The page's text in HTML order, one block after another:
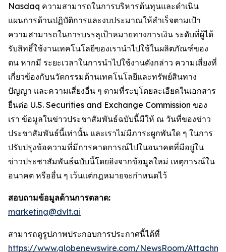
Nasdaq ความสามารถในการบริหารต้นทุนและดำเนิน
แผนการด้านปฏิบัติการและงบประมาณให้สำเร็จตามเป้า
ความสามารถในการบรรลุเป้าหมายทางการเงิน ระดับที่ผู้ได้
รับสิทธิ์ใช้งานเทคโนโลยีของเรานำไปใช้ในผลิตภัณฑ์ของ
ตน หากมี ระยะเวลาในการนำไปใช้งานดังกล่าว ความเสี่ยงที่
เกี่ยวข้องกับนวัตกรรมด้านเทคโนโลยีและทรัพย์สินทาง
ปัญญา และความเสี่ยงอื่น ๆ ตามที่ระบุโดยละเอียดในเอกสาร
ยื่นต่อ U.S. Securities and Exchange Commission ของ
เรา ข้อมูลในข่าวประชาสัมพันธ์ฉบับนี้มีให้ ณ วันที่ของข่าว
ประชาสัมพันธ์นี้เท่านั้น และเราไม่มีภาระผูกพันใด ๆ ในการ
ปรับปรุงข้อความที่มีการคาดการณ์ไปในอนาคตที่มีอยู่ใน
ข่าวประชาสัมพันธ์ฉบับนี้โดยอิงจากข้อมูลใหม่ เหตุการณ์ใน
อนาคต หรืออื่น ๆ เว้นแต่กฎหมายจะกำหนดไว้
สอบถามข้อมูลด้านการตลาด:
marketing@dvlt.ai
สามารถดูรูปภาพประกอบการประกาศนี้ได้ที่
https://www.globenewswire.com/NewsRoom/